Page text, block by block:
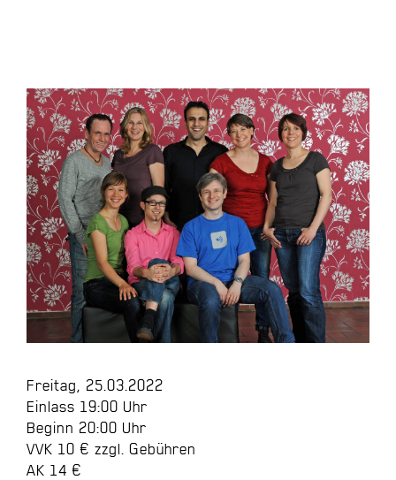
Freitag, 25.03.2022
Einlass 19:00 Uhr
Beginn 20:00 Uhr
VVK 10 € zzgl. Gebühren
AK 14 €